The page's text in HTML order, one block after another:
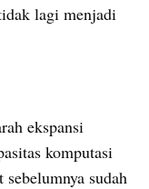
lagi menjadi
ekspansi
komputasi
sudah